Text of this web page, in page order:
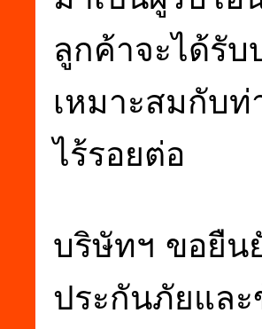
ลูกค้าจะได้รั
เหมาะสมกับ
ไร้รอยต่อ
บริษัทฯ ขอยืน
ประกันภัยแล